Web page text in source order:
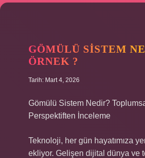
Hakkımızda
GÖMÜLÜ SISTEM
ÖRNEK ?
Tarih: Mart 4, 2026
Gömülü Sistem Nedir?
Perspektiften İnceleme
Teknoloji, her gün hayatımıza
ekliyor. Gelişen dijital dünya ve